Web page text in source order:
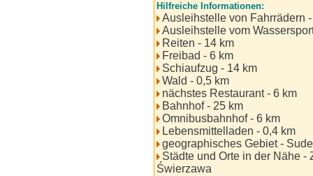
Hilfreiche Informationen:
Ausleihstelle von Fahrrädern
Ausleihstelle vom
Reiten - 14 km
Freibad - 6 km
Schiaufzug - 14 km
Wald - 0,5 km
nächstes Restaurant - 6 km
Bahnhof - 25 km
Omnibusbahnhof - 6 km
Lebensmittelladen - 0,4 km
geographisches Gebiet -
Städte und Orte in der Nähe -
Świerzawa